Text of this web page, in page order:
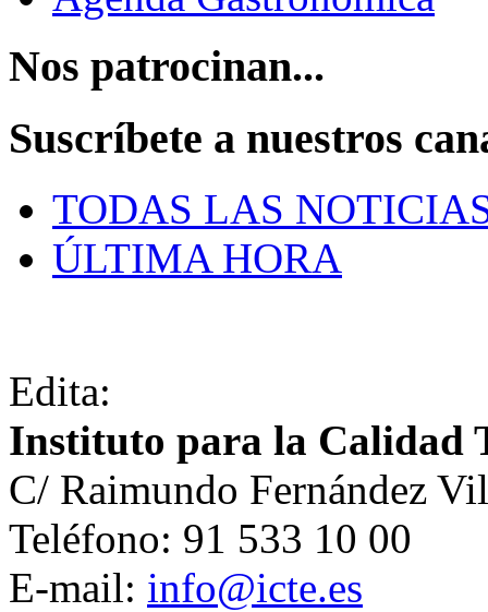
Nos patrocinan...
Suscríbete a nuestros
TODAS LAS
ÚLTIMA HORA
Edita:
Instituto para la Calidad
C/ Raimundo Fernández
Teléfono: 91 533 10 00
E-mail: info@icte.es